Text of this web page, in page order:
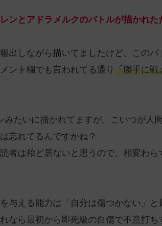
ンとアドラメルクのバトルが描かれた
出しながら描いてましたけど、このバ
ント欄でも言われてる通り 「勝手に戦
たいに描かれてますが、こいつが人
忘れてるんですかね？
者は殆ど居ないと思うので、相変わら
与える能力は「自分は傷つかない」と
なら最初から即死級の自傷で不意打ち